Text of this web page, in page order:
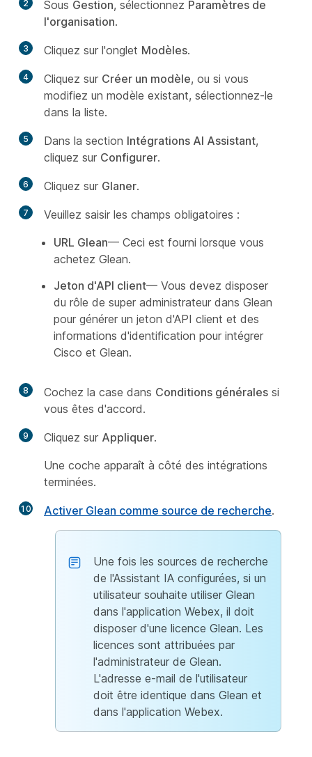
2 Sous Gestion, sélectionnez Paramètres de
l'organisation.
3 Cliquez sur l'onglet Modèles.
4 Cliquez sur Créer un modèle, ou si vous
modifiez un modèle existant, sélectionnez-le
dans la liste.
5 Dans la section Intégrations AI Assistant,
cliquez sur Configurer.
6 Cliquez sur Glaner.
7
Veuillez saisir les champs obligatoires :
URL Glean— Ceci est fourni lorsque vous
achetez Glean.
Jeton d'API client— Vous devez disposer
du rôle de super administrateur dans Glean
pour générer un jeton d'API client et des
informations d'identification pour intégrer
Cisco et Glean.
8 Cochez la case dans Conditions générales si
vous êtes d'accord.
9 Cliquez sur Appliquer.
Une coche apparaît à côté des intégrations
terminées.
10 Activer Glean comme source de recherche.
Une fois les sources de recherche
de l'Assistant IA configurées, si un
utilisateur souhaite utiliser Glean
dans l'application Webex, il doit
disposer d'une licence Glean. Les
licences sont attribuées par
l'administrateur de Glean.
L'adresse e-mail de l'utilisateur
doit être identique dans Glean et
dans l'application Webex.